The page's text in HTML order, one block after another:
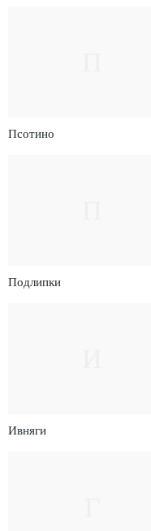
Псотино
Подлипки
Ивняги